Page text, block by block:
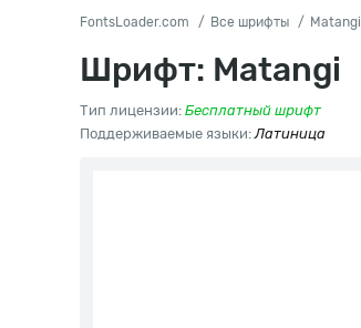
FontsLoader.com Все шрифты Matangi
Шрифт: Matangi
Тип лицензии: Бесплатный шрифт
Поддерживаемые языки:Латиница